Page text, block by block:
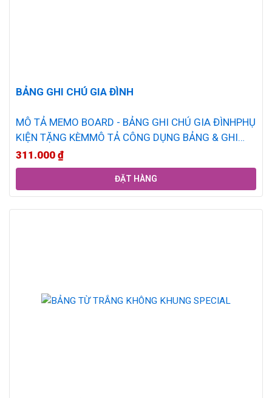
BẢNG GHI CHÚ GIA ĐÌNH
MÔ TẢ MEMO BOARD - BẢNG GHI CHÚ GIA ĐÌNHPHỤ
KIỆN TẶNG KÈMMÔ TẢ CÔNG DỤNG BẢNG & GHI
CHÚ
311.000 ₫
ĐẶT HÀNG